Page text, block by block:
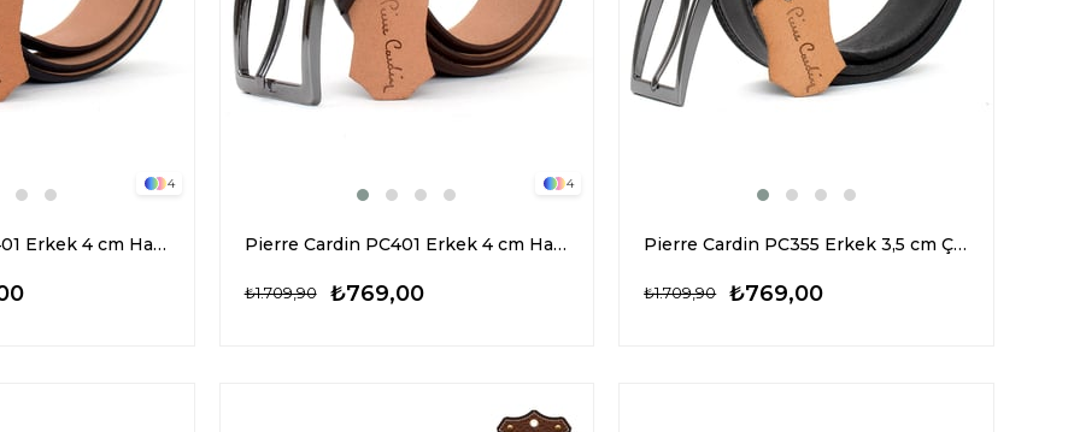
4
Pierre Cardin PC401 Erkek 4 cm Hakiki Deri Kemer Lacivert
4
Pierre Cardin PC401 Erkek 4 cm Hakiki Deri Kemer Camel
₺769,00
₺1.709,90
Pierre Cardin PC355 Erkek 3,5 cm Çift Dikiş Kemer Siyah
₺769,00
₺1.709,90